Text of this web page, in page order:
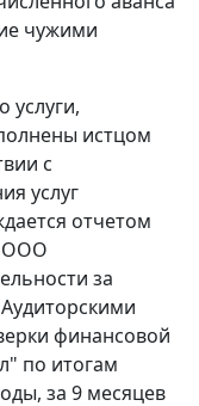
чужими
услуги,
истцом
с
услуг
отчетом
ООО
за
финансовой
по итогам
за 9 месяцев